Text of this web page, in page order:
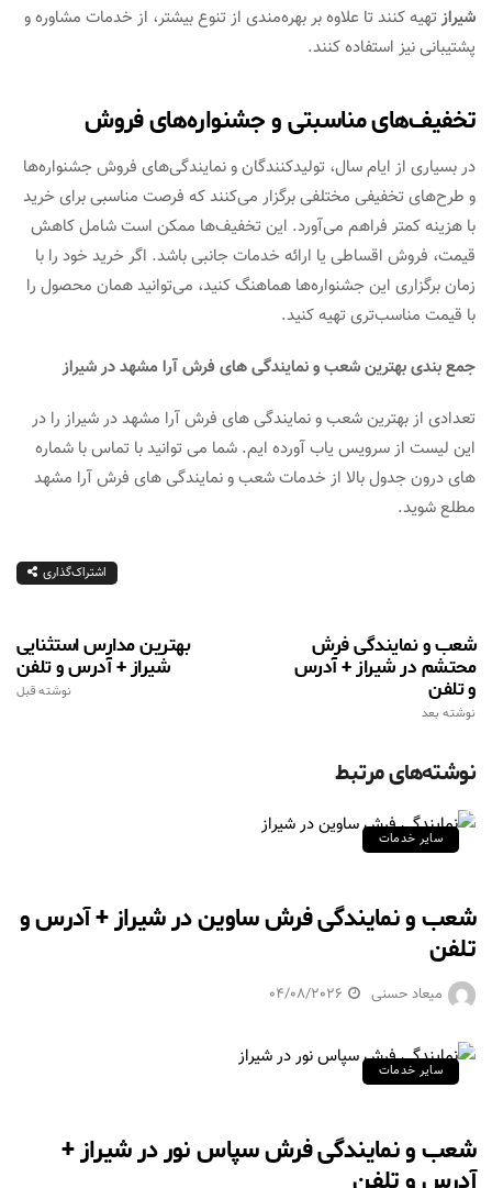
شیرازتهیه کنند تا علاوه بر بهره‌مندی از تنوع بیشتر، از خدمات مشاوره و
پشتیبانی نیز استفاده کنند.
تخفیف‌های مناسبتی و جشنواره‌های فروش
در بسیاری از ایام سال، تولیدکنندگان و نمایندگی‌های فروش جشنواره‌ها
و طرح‌های تخفیفی مختلفی برگزار می‌کنند که فرصت مناسبی برای خرید
با هزینه کمتر فراهم می‌آورد. این تخفیف‌ها ممکن است شامل کاهش
قیمت، فروش اقساطی یا ارائه خدمات جانبی باشد. اگر خرید خود را با
زمان برگزاری این جشنواره‌ها هماهنگ کنید، می‌توانید همان محصول را
با قیمت مناسب‌تری تهیه کنید.
جمع بندی بهترین شعب و نمایندگی های فرش آرا مشهد در شیراز
تعدادی از بهترین شعب و نمایندگی های فرش آرا مشهد در شیراز را در
این لیست از سرویس یاب آورده ایم. شما می توانید با تماس با شماره
های درون جدول بالا از خدمات شعب و نمایندگی های فرش آرا مشهد
مطلع شوید.
اشتراک‌گذاری
بهترین مدارس استثنایی
شیراز + آدرس و تلفن
نوشته قبل
شعب و نمایندگی فرش
محتشم در شیراز + آدرس
و تلفن
نوشته بعد
نوشته‌های مرتبط
سایر خدمات
شعب و نمایندگی فرش ساوین در شیراز + آدرس و
تلفن
میعاد حسنی 04/08/2026
سایر خدمات
شعب و نمایندگی فرش سپاس نور در شیراز +